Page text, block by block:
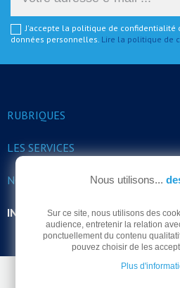
J'accepte la politique de
données personnelles. Lire la politique de
RUBRIQUES
LES SERVICES
NOS HORAIRES
INFORMATIONS
Nous utilisons...
Sur ce site, nous utilisons des
audience, entretenir la relation
ponctuellement du contenu
pouvez choisir de les
Plus